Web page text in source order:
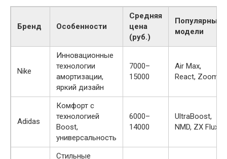
Бренд Особенности
Средняя
цена
(руб.)
Популярные
модели
Nike
Инновационные
технологии
амортизации,
яркий дизайн
7000–
15000
Air Max,
React, Zoom
Adidas
Комфорт с
технологией
Boost,
универсальность
6000–
14000
UltraBoost,
NMD, ZX Flux
Стильные